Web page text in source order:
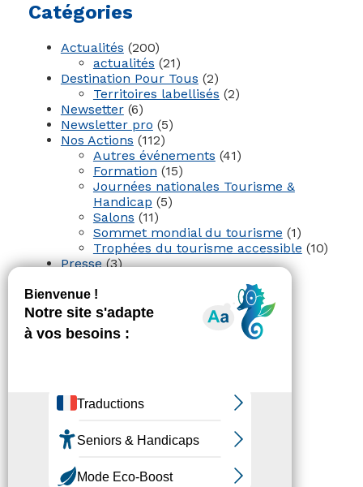
Catégories
Actualités (200)
actualités (21)
Destination Pour Tous (2)
Territoires labellisés (2)
Newsetter(6)
Newsletter pro (5)
Nos Actions (112)
Autres événements (41)
Formation (15)
Journées nationales Tourisme &
Handicap (5)
Salons (11)
Sommet mondial du tourisme (1)
Trophées du tourisme accessible (10)
Presse(3)
Actualités
Mentions légales